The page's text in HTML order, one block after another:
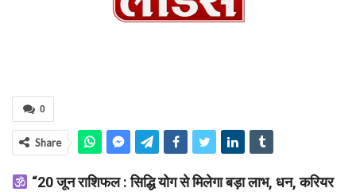
0
Share
“20 जून राशिफल : सिद्धि योग से मिलेगा बड़ा लाभ, धन, करियर